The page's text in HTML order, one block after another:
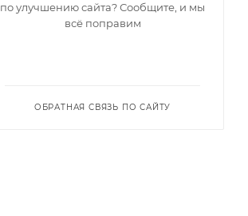
по улучшению сайта? Сообщите, и мы
всё поправим
ОБРАТНАЯ СВЯЗЬ ПО САЙТУ